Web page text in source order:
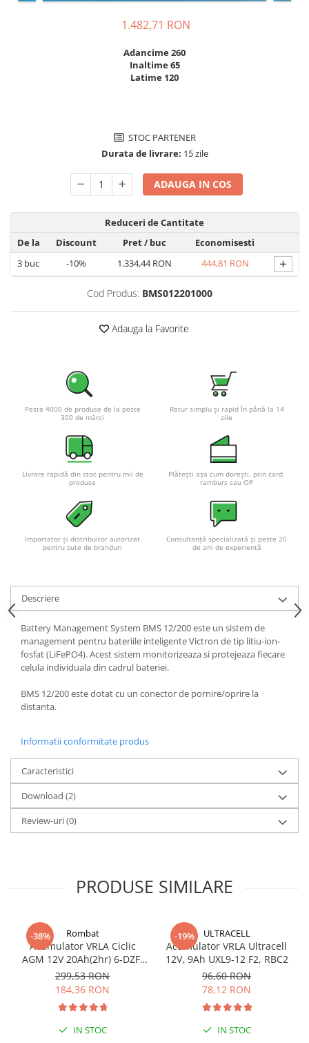
Incarcatoare acumulatori
Panouri fotovoltaice si accesorii
Sisteme prindere panouri
Invertoare Off-grid
PWM
Convertoare de tensiune
Pachete complete stocare energie
Sisteme fotovoltaice de putere
mica (rulota/caravan/case de
vacanta)
Sisteme fotovoltaice profesionale
Pachete sisteme fotovoltaice
Statii de incarcare vehicule
electrice
Cabluri de incarcare vehicule
Prize de incarcare vehicule
Accesorii
Turbine eoliene pentru casă
Acumulatori VRLA AGM/GEL /
Tractiune / LiFePo4
Baterii si acumulatori gel si VRLA
6-12 V
Baterii si acumulatori AGM VRLA
de 6-12 V
GEL
AGM
Li-Ion
SLA AGM (Sealed Lead Acid)
Deep Cycle - Tractiune/Semi-
Tractiune
Pachete acumulatori VRLA
Sisteme de management (BMS)
Redresoare, incarcatoare si testere
Redresoare auto, moto, barci si
stationare
UPS pentru centrale termice si
sisteme de urgenta - acumulator
1.482,71 RON
Adancime 260
Inaltime 65
Latime 120
STOC PARTENER
Durata de livrare: 15 zile
ADAUGA IN COS
Reduceri de Cantitate
De la
Discount Pret/ buc
Economisesti
3 buc -10% 1.334,44 RON 444,81 RON +
Cod Produs: BMS012201000
Adauga la Favorite
Peste 4000 de produse de la peste
300 de mărci
Retur simplu și rapid în până la 14
zile
Livrare rapidă din stoc pentru mii de
produse
Plătești așa cum dorești, prin card,
ramburs sau OP
Importator și distribuitor autorizat
pentru sute de branduri
Consultanță specializată și peste 20
de ani de experiență
Descriere
Battery Management System BMS 12/200 este un sistem de
management pentru bateriile inteligente Victron de tip litiu-ion-
fosfat (LiFePO4). Acest sistem monitorizeaza si protejeaza fiecare
celula individuala din cadrul bateriei.
BMS 12/200 este dotat cu un conector de pornire/oprire la
distanta.
Informatii conformitate produs
Caracteristici
Download (2)
Review-uri(0)
PRODUSE SIMILARE
-38% Rombat
Acumulator VRLA Ciclic
AGM 12V 20Ah(2hr) 6-DZF-
20 / 6-DZM-20 pentru
biciclete electrice
299,53 RON
184,36 RON
IN STOC
-19% ULTRACELL
Acumulator VRLA Ultracell
12V, 9Ah UXL9-12 F2, RBC2
96,60 RON
78,12 RON
IN STOC